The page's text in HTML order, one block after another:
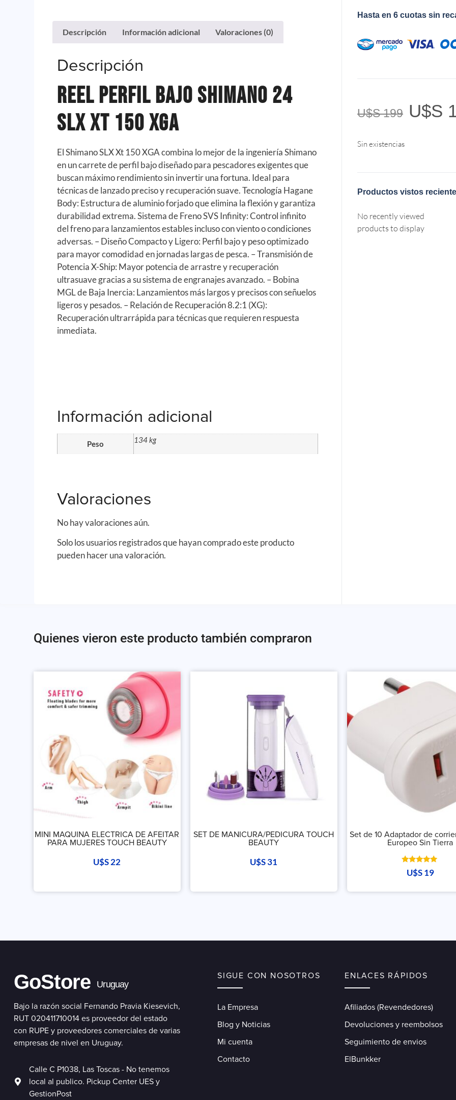
Descripción Información adicional Valoraciones (0)
Descripción
Reel Perfil Bajo Shimano 24
Slx Xt 150 Xga
El Shimano SLX Xt 150 XGA combina lo mejor de la ingeniería Shimano
en un carrete de perfil bajo diseñado para pescadores exigentes que
buscan máximo rendimiento sin invertir una fortuna. Ideal para
técnicas de lanzado preciso y recuperación suave. Tecnología Hagane
Body: Estructura de aluminio forjado que elimina la flexión y garantiza
durabilidad extrema. Sistema de Freno SVS Infinity: Control infinito
del freno para lanzamientos estables incluso con viento o condiciones
adversas. – Diseño Compacto y Ligero: Perfil bajo y peso optimizado
para mayor comodidad en jornadas largas de pesca. – Transmisión de
Potencia X-Ship: Mayor potencia de arrastre y recuperación
ultrasuave gracias a su sistema de engranajes avanzado. – Bobina
MGL de Baja Inercia: Lanzamientos más largos y precisos con señuelos
ligeros y pesados. – Relación de Recuperación 8.2:1 (XG):
Recuperación ultrarrápida para técnicas que requieren respuesta
inmediata.
Información adicional
Peso 134 kg
Valoraciones
No hay valoraciones aún.
Solo los usuarios registrados que hayan comprado este producto
pueden hacer una valoración.
Hasta en 6 cuotas sin
U$S199 U$S
Sin existencias
Productos vistos
No recently viewed
products to display
Quienes vieron este producto también compraron
MINI MAQUINA ELECTRICA DE AFEITAR
PARA MUJERES TOUCH BEAUTY
U$S22
SET DE MANICURA/PEDICURA TOUCH
BEAUTY
U$S31
Set de 10 Adaptador de
Europeo Sin Tierra
Valorado
con
U$S19
GoStore Uruguay
Bajo la razón social Fernando Pravia Kiesevich,
RUT 020411710014 es proveedor del estado
con RUPE y proveedores comerciales de varias
empresas de nivel en Uruguay.
Calle C P1038, Las Toscas - No tenemos
local al publico. Pickup Center UES y
GestionPost
SIGUE CON NOSOTROS
La Empresa
Blog y Noticias
Mi cuenta
Contacto
ENLACES RÁPIDOS
Afiliados (Revendedores)
Devoluciones y reembolsos
Seguimiento de envios
ElBunkker